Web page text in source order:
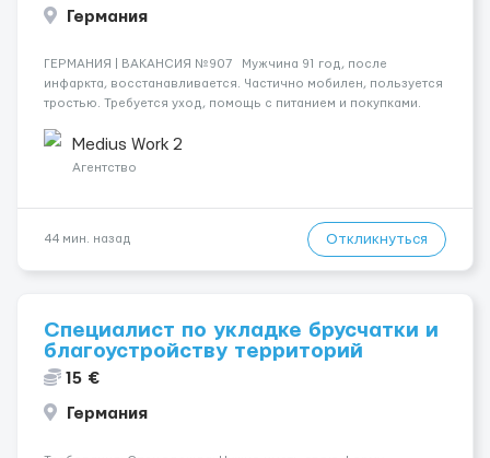
Германия
ГЕРМАНИЯ | ВАКАНСИЯ №907 Мужчина 91 год, после
инфаркта, восстанавливается. Частично мобилен, пользуется
тростью. Требуется уход, помощь с питанием и покупками.
уровне общения. Курение запрещено. Сидел...
Medius Work 2
Агентство
44 мин. назад Откликнуться
Специалист по укладке брусчатки и
благоустройству территорий
15 €
Германия